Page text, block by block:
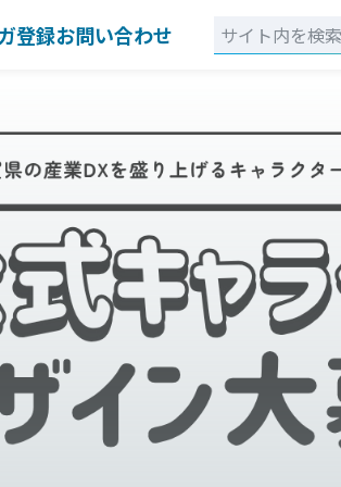
登録お問い合わせ